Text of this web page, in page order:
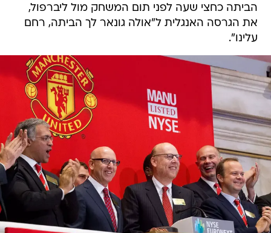
הביתה כחצי שעה לפני תום המשחק מול ליברפול,
את הגרסה האנגלית ל"אולה גונאר לך הביתה, רחם
עלינו".